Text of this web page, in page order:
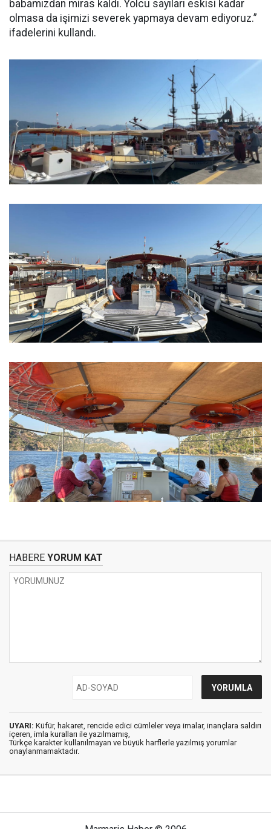
babamızdan miras kaldı. Yolcu sayıları eskisi kadar
olmasa da işimizi severek yapmaya devam ediyoruz.”
ifadelerini kullandı.
HABERE YORUM KAT
UYARI: Küfür, hakaret, rencide edici cümleler veya imalar, inançlara saldırı
içeren, imla kuralları ile yazılmamış,
Türkçe karakter kullanılmayan ve büyük harflerle yazılmış yorumlar
onaylanmamaktadır.